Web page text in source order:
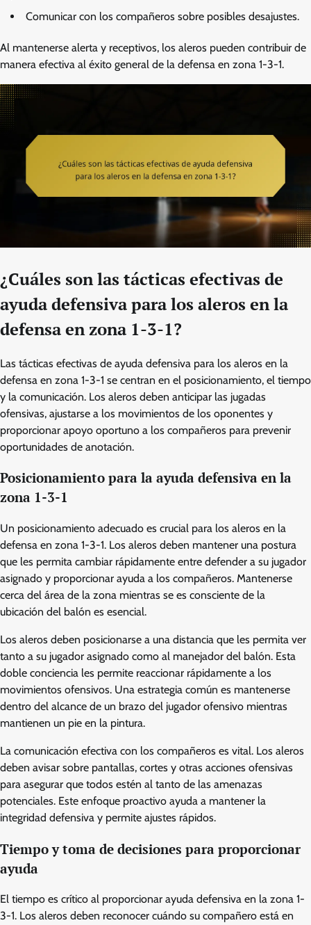
Comunicar con los compañeros sobre posibles desajustes.
Al mantenerse alerta y receptivos, los aleros pueden contribuir de
manera efectiva al éxito general de la defensa en zona 1-3-1.
¿Cuáles son las tácticas efectivas de
ayuda defensiva para los aleros en la
defensa en zona 1-3-1?
Las tácticas efectivas de ayuda defensiva para los aleros en la
defensa en zona 1-3-1 se centran en el posicionamiento, el tiempo
y la comunicación. Los aleros deben anticipar las jugadas
ofensivas, ajustarse a los movimientos de los oponentes y
proporcionar apoyo oportuno a los compañeros para prevenir
oportunidades de anotación.
Posicionamiento para la ayuda defensiva en la
zona 1-3-1
Un posicionamiento adecuado es crucial para los aleros en la
defensa en zona 1-3-1. Los aleros deben mantener una postura
que les permita cambiar rápidamente entre defender a su jugador
asignado y proporcionar ayuda a los compañeros. Mantenerse
cerca del área de la zona mientras se es consciente de la
ubicación del balón es esencial.
Los aleros deben posicionarse a una distancia que les permita ver
tanto a su jugador asignado como al manejador del balón. Esta
doble conciencia les permite reaccionar rápidamente a los
movimientos ofensivos. Una estrategia común es mantenerse
dentro del alcance de un brazo del jugador ofensivo mientras
mantienen un pie en la pintura.
La comunicación efectiva con los compañeros es vital. Los aleros
deben avisar sobre pantallas, cortes y otras acciones ofensivas
para asegurar que todos estén al tanto de las amenazas
potenciales. Este enfoque proactivo ayuda a mantener la
integridad defensiva y permite ajustes rápidos.
Tiempo y toma de decisiones para proporcionar
ayuda
El tiempo es crítico al proporcionar ayuda defensiva en la zona 1-
3-1. Los aleros deben reconocer cuándo su compañero está en